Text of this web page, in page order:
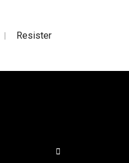
| Resister